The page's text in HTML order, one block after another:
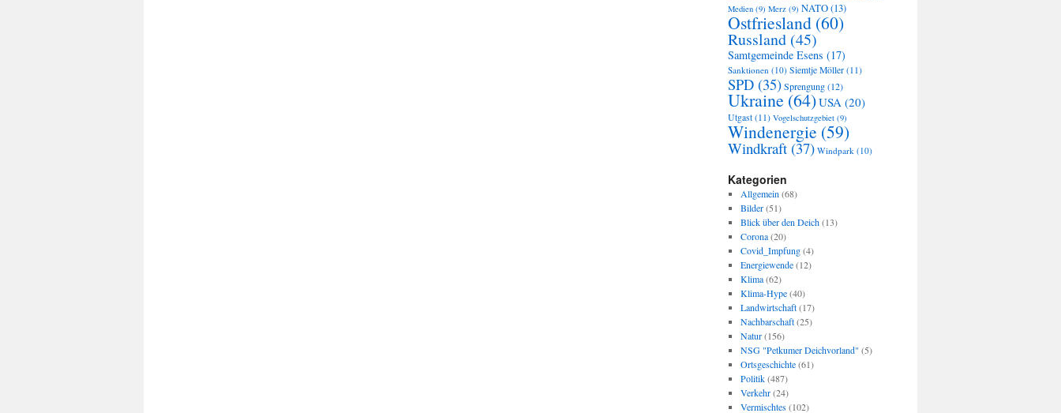
Medien (9) Merz (9) NATO(13)
Ostfriesland (60)
Russland (45)
Samtgemeinde Esens (17)
Sanktionen (10) Siemtje Möller (11)
SPD (35)Sprengung(12)
Ukraine (64)USA (20)
Utgast (11) Vogelschutzgebiet (9)
Windenergie (59)
Windkraft (37) Windpark (10)
Kategorien
Allgemein (68)
Bilder(51)
Blick über den Deich(13)
Corona(20)
Covid_Impfung(4)
Energiewende(12)
Klima(62)
Klima-Hype(40)
Landwirtschaft(17)
Nachbarschaft(25)
Natur(156)
NSG "Petkumer Deichvorland" (5)
Ortsgeschichte(61)
Politik(487)
Verkehr(24)
Vermischtes(102)